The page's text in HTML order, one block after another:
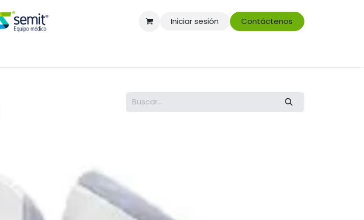
Iniciar sesión Contáctenos